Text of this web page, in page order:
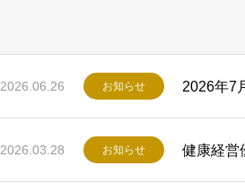
2026.06.26 お知らせ 2026年7
2026.03.28 お知らせ 健康経営